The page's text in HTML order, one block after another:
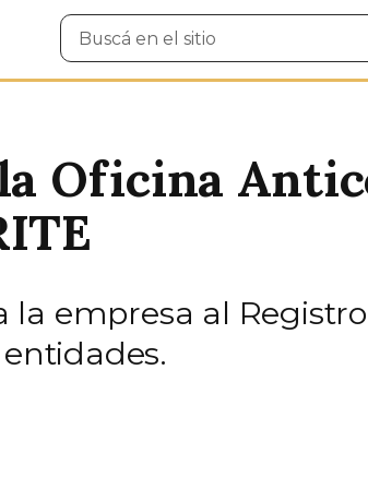
Buscar
en
Oficina
la empresa al